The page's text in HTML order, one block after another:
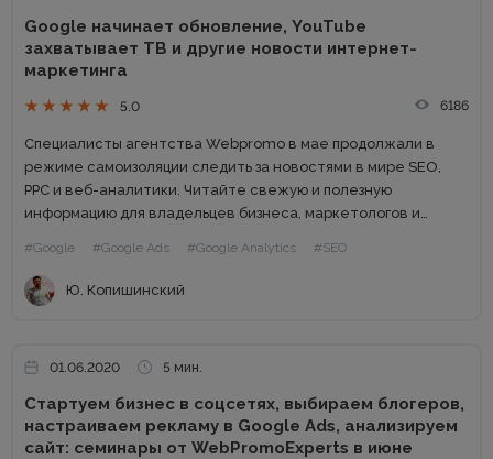
Google начинает обновление, YouTube
захватывает ТВ и другие новости интернет-
маркетинга
5.0 6186
Специалисты агентства Webpromo в мае продолжали в
режиме самоизоляции следить за новостями в мире SEO,
PPC и веб-аналитики. Читайте свежую и полезную
информацию для владельцев бизнеса, маркетологов и
обновление основного алгоритма Google обновил
популярные инструменты...
#Google #Google Ads #Google Analytics #SEO
Ю. Копишинский
01.06.2020 5 мин.
Стартуем бизнес в соцсетях, выбираем блогеров,
настраиваем рекламу в Google Ads, анализируем
сайт: семинары от WebPromoExperts в июне